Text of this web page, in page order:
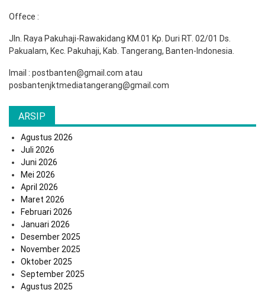
Offece :
Jln. Raya Pakuhaji-Rawakidang KM.01 Kp. Duri RT. 02/01 Ds.
Pakualam, Kec. Pakuhaji, Kab. Tangerang, Banten-Indonesia.
Imail : postbanten@gmail.com atau
posbantenjktmediatangerang@gmail.com
ARSIP
Agustus 2026
Juli 2026
Juni 2026
Mei 2026
April 2026
Maret 2026
Februari 2026
Januari 2026
Desember 2025
November 2025
Oktober 2025
September 2025
Agustus 2025